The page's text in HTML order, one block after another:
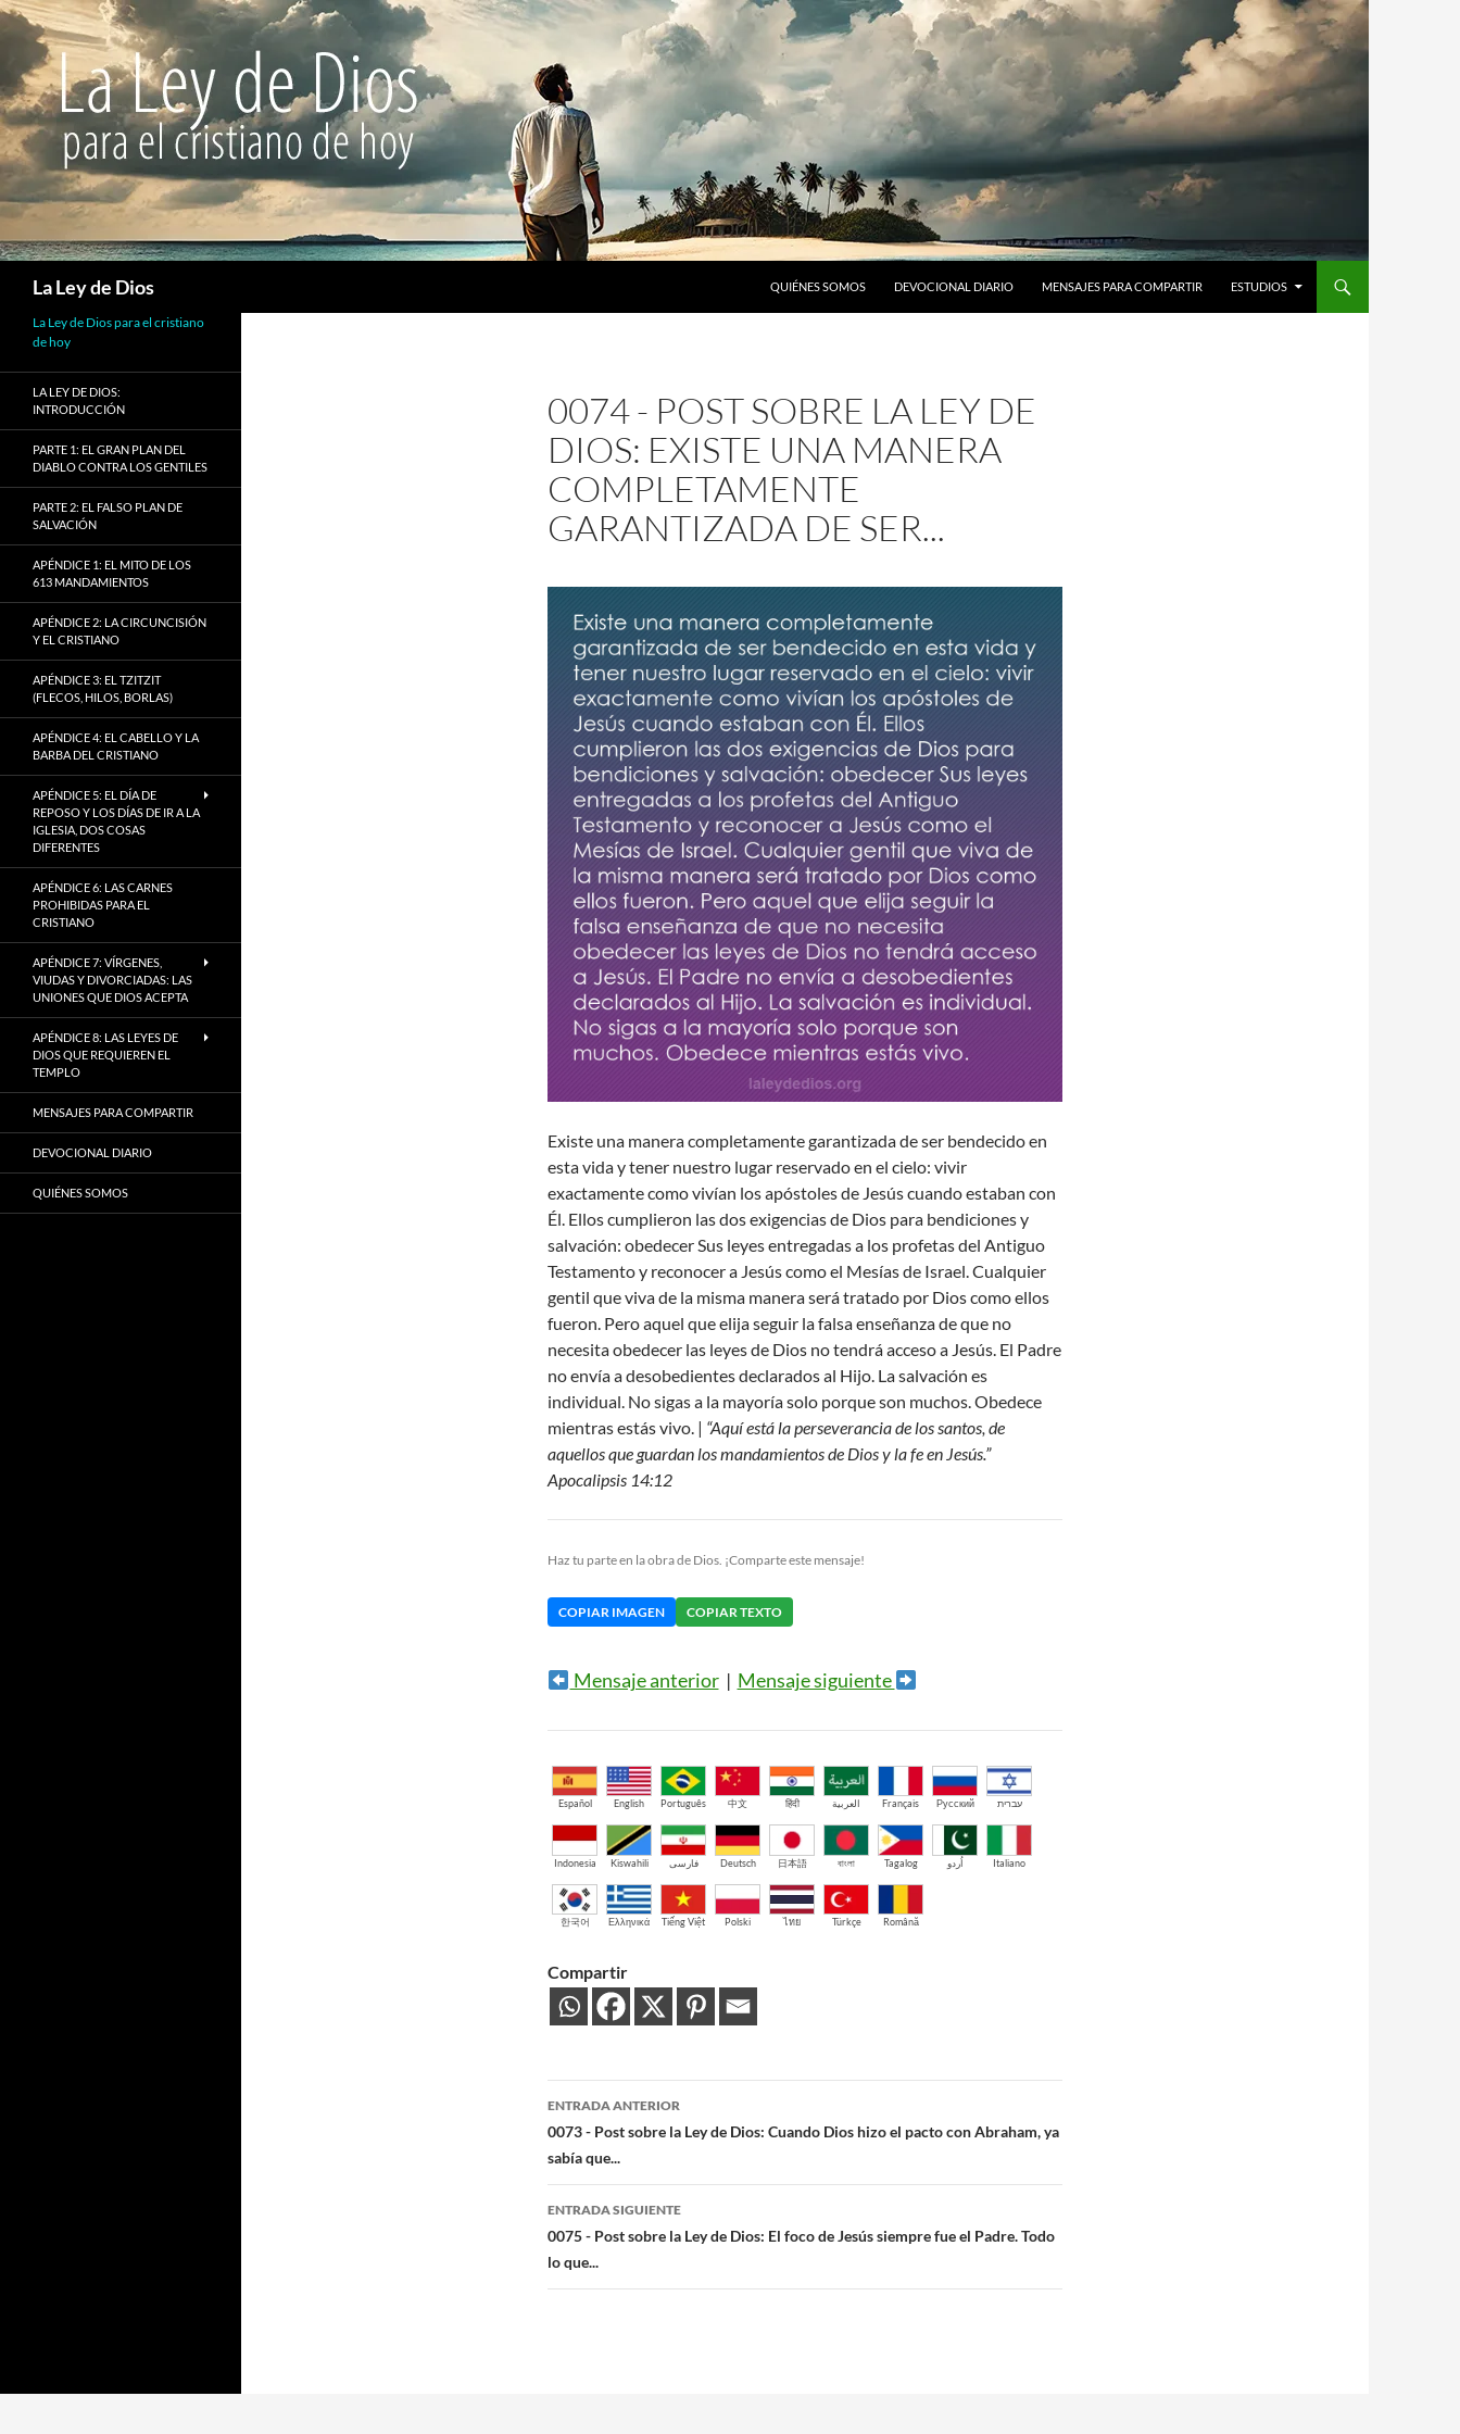
La Ley de Dios
QUIÉNES SOMOS
DEVOCIONAL DIARIO MENSAJES PARA COMPARTIR ESTUDIOS
0074 - POST SOBRE LA LEY DE
DIOS: EXISTE UNA MANERA
COMPLETAMENTE
GARANTIZADA DE SER...
Existe una manera completamente garantizada de ser bendecido en
esta vida y tener nuestro lugar reservado en el cielo: vivir
exactamente como vivían los apóstoles de Jesús cuando estaban con
Él. Ellos cumplieron las dos exigencias de Dios para bendiciones y
salvación: obedecer Sus leyes entregadas a los profetas del Antiguo
Testamento y reconocer a Jesús como el Mesías de Israel. Cualquier
gentil que viva de la misma manera será tratado por Dios como ellos
fueron. Pero aquel que elija seguir la falsa enseñanza de que no
necesita obedecer las leyes de Dios no tendrá acceso a Jesús. El Padre
no envía a desobedientes declarados al Hijo. La salvación es
individual. No sigas a la mayoría solo porque son muchos. Obedece
mientras estás vivo. | “Aquí está la perseverancia de los santos, de
aquellos que guardan los mandamientos de Dios y la fe en Jesús.”
Apocalipsis 14:12
Haz tu parte en la obra de Dios. ¡Comparte este mensaje!
COPIAR IMAGEN COPIAR TEXTO
Mensaje anterior| Mensaje siguiente
Español English Português 中文 हिंदी العربية Français Русский עברית
Indonesia Kiswahili فارسی Deutsch 日本語 বাংলা Tagalog اُردو Italiano
한국어 Ελληνικά Tiếng Việt Polski ไทย Türkçe Română
Compartir
Navegación
de
entradas
ENTRADA ANTERIOR
0073 - Post sobre la Ley de Dios: Cuando Dios hizo el pacto con Abraham, ya
sabía que...
ENTRADA SIGUIENTE
0075 - Post sobre la Ley de Dios: El foco de Jesús siempre fue el Padre. Todo
lo que...
La Ley de Dios para el cristiano
de hoy
LA LEY DE DIOS:
INTRODUCCIÓN
PARTE 1: EL GRAN PLAN DEL
DIABLO CONTRA LOS GENTILES
PARTE 2: EL FALSO PLAN DE
SALVACIÓN
APÉNDICE 1: EL MITO DE LOS
613 MANDAMIENTOS
APÉNDICE 2: LA CIRCUNCISIÓN
Y EL CRISTIANO
APÉNDICE 3: EL TZITZIT
(FLECOS, HILOS, BORLAS)
APÉNDICE 4: EL CABELLO Y LA
BARBA DEL CRISTIANO
APÉNDICE 5: EL DÍA DE
REPOSO Y LOS DÍAS DE IR A LA
IGLESIA, DOS COSAS
DIFERENTES
APÉNDICE 6: LAS CARNES
PROHIBIDAS PARA EL
CRISTIANO
APÉNDICE 7: VÍRGENES,
VIUDAS Y DIVORCIADAS: LAS
UNIONES QUE DIOS ACEPTA
APÉNDICE 8: LAS LEYES DE
DIOS QUE REQUIEREN EL
TEMPLO
MENSAJES PARA COMPARTIR
DEVOCIONAL DIARIO
QUIÉNES SOMOS